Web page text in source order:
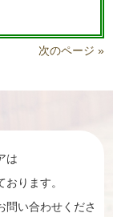
次のページ »
は
ります。
問い合わせくださ